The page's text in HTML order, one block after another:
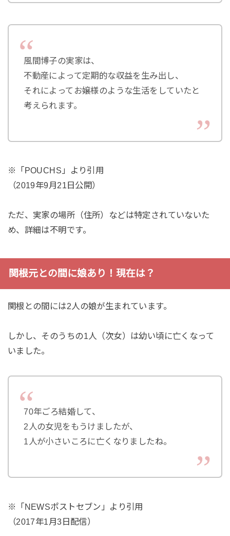
風間博子の実家は、
不動産によって定期的な収益を生み出し、
それによってお嬢様のような生活をしていたと
考えられます。
※「POUCHS」より引用
（2019年9月21日公開）
ただ、実家の場所（住所）などは特定されていないた
め、詳細は不明です。
関根元との間に娘あり！現在は？
関根との間には2人の娘が生まれています。
しかし、そのうちの1人（次女）は幼い頃に亡くなって
いました。
70年ごろ結婚して、
2人の女児をもうけましたが、
1人が小さいころに亡くなりましたね。
※「NEWSポストセブン」より引用
（2017年1月3日配信）